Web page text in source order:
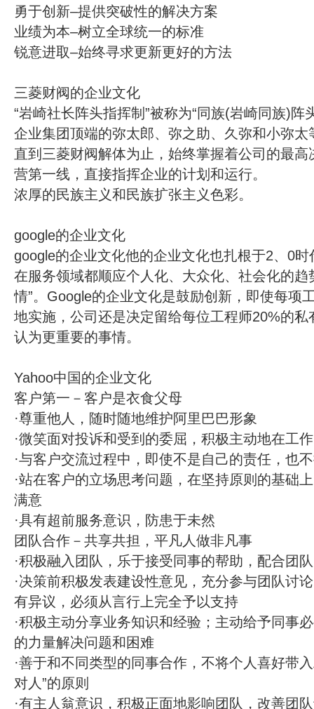
勇于创新–提供突破性的解决方案
业绩为本–树立全球统一的标准
锐意进取–始终寻求更新更好的方法
三菱财阀的企业文化
“岩崎社长阵头指挥制”被称为“同族(岩崎同族)阵
企业集团顶端的弥太郎、弥之助、久弥和小弥
直到三菱财阀解体为止，始终掌握着公司的最
营第一线，直接指挥企业的计划和运行。
浓厚的民族主义和民族扩张主义色彩。
google的企业文化
google的企业文化他的企业文化也扎根于2、0
在服务领域都顺应个人化、大众化、社会化的趋
情”。Google的企业文化是鼓励创新，即使每项
地实施，公司还是决定留给每位工程师20%的
认为更重要的事情。
Yahoo中国的企业文化
客户第一－客户是衣食父母
·尊重他人，随时随地维护阿里巴巴形象
·微笑面对投诉和受到的委屈，积极主动地在工
·与客户交流过程中，即使不是自己的责任，也
·站在客户的立场思考问题，在坚持原则的基础
满意
·具有超前服务意识，防患于未然
团队合作－共享共担，平凡人做非凡事
·积极融入团队，乐于接受同事的帮助，配合团
·决策前积极发表建设性意见，充分参与团队讨
有异议，必须从言行上完全予以支持
·积极主动分享业务知识和经验；主动给予同事
的力量解决问题和困难
·善于和不同类型的同事合作，不将个人喜好带
对人”的原则
·有主人翁意识，积极正面地影响团队，改善团